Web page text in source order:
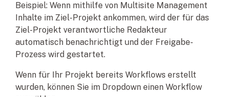
Beispiel: Wenn mithilfe von Multisite Management
Inhalte im Ziel-Projekt ankommen, wird der für das
Ziel-Projekt verantwortliche Redakteur
automatisch benachrichtigt und der Freigabe-
Prozess wird gestartet.
Wenn für Ihr Projekt bereits Workflows erstellt
wurden, können Sie im Dropdown einen Workflow